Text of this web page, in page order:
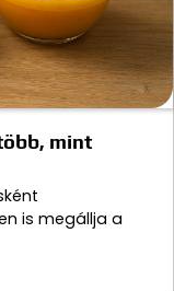
mint
is megállja a